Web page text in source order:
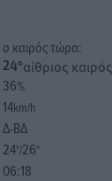
o καιρός τώρα:
24°αίθριος καιρός
36%
14km/h
Δ-ΒΔ
24°/26°
06:18